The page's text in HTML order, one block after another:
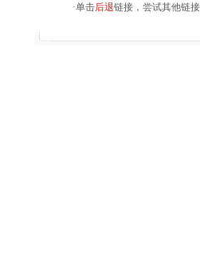
·单击后退链接，尝试其他链